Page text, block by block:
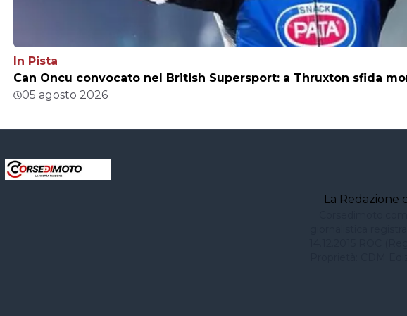
In Pista
Can Oncu convocato nel British Supersport: a Thruxton sfida
05 agosto 2026
La Redazione